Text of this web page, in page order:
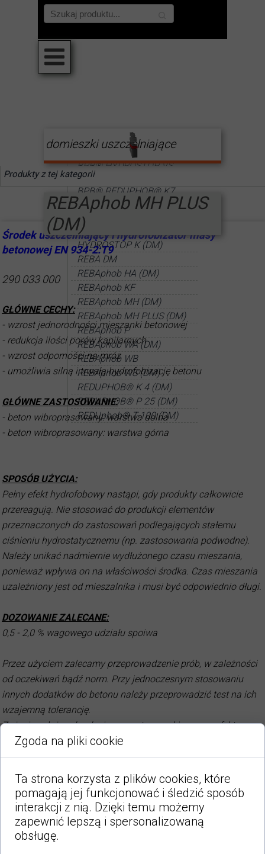
domieszki uszczelniające
REBAphob MH PLUS
(DM)
Środek uszczelniający i hydrofobizator masy
betonowej EN 934-2:T9
290 033 000
GŁÓWNE CECHY:
- wzrost jednorodności mieszanki betonowej
- redukcja ilości porów kapilarnych
- wzrost odporności na mróz
- umożliwia silną i trwałą hydrofobizację betonu
GŁÓWNE ZASTOSOWANIE:
- beton wibroprasowany: warstwa dolna
- beton wibroprasowany: warstwa górna
SPOSÓB UŻYCIA:
Pełny efekt hydrofobowy nastąpi, gdy produkty całkowicie
przereagują. Nie stosować do produkcji elementów
przeznaczonych do zastosowań podlegających stałemu
ciśnieniu hydrostatycznemu (np. zastosowania podwodne).
Należy unikać nadmiernie wydłużonego czasu mieszania,
ponieważ wpływa on na właściwości środka. Czas mieszania
uzależniony jest od mieszalnika i musi być odpowiednio długi.
DOZOWANIE ZALECANE:
0,5 - 2,0 % wagowego udziału spoiwa
Przez użyciem zalecamy przeprowadzenie prób, w zależności
od oczekiwań bądź norm. Przy jednoczesnym stosowaniu
innych dodatków do betonu należy przeprowadzić test na ich
wzajemną tolerancję.
Zużycie zależy od rodzaju cementu, oczekiwanego efektu oraz
rodzaju betonu.
Przed użyciem wymagane jest przeprowadzenie badań
zgodnie z PN EN 206-1 i DIN 1045-2.
DANE TECHNICZNE:
kolor: biały
gęstość: 0,99+/-0,02 g/ml
Produkty z tej kategorii
BPB® Betophob (DM)
BPB® HYDROSTOP VS
(DM)
BPB® REDUPHOB® K7
(DM)
BPB® TEOS Intensiv
ECOplast HD
HYDROSTOP K (DM)
REBA DM
REBAphob HA (DM)
REBAphob KF
REBAphob MH (DM)
REBAphob MH PLUS (DM)
REBAphob P
REBAphob WA (DM)
REBAphob WB
REBAphob WS (DM)
REDUPHOB® K 4 (DM)
REDUPHOB® P 25 (DM)
REDUphob® T-100 (DM)
Zgoda na pliki cookie
Ta strona korzysta z plików cookies, które
pomagają jej funkcjonować i śledzić sposób
interakcji z nią. Dzięki temu możemy
zapewnić lepszą i spersonalizowaną
obsługę.